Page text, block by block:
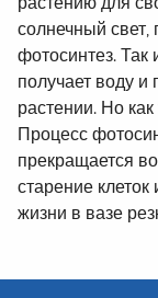
солнечный свет,
фотосинтез. Так
получает воду и
растении. Но
Процесс
прекращается
старение клеток
жизни в вазе